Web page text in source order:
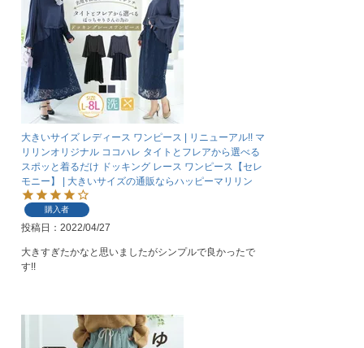
大きいサイズ レディース ワンピース | リニューアル!! マ
リリンオリジナル ココハレ タイトとフレアから選べる
スポッと着るだけ ドッキング レース ワンピース【セレ
モニー】 | 大きいサイズの通販ならハッピーマリリン
購入者
投稿日 2022/04/27
大きすぎたかなと思いましたがシンプルで良かったで
す!!